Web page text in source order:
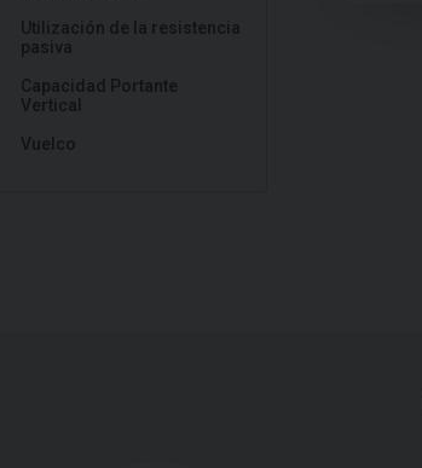
Utilización de la resistencia
pasiva
Capacidad Portante
Vertical
Vuelco